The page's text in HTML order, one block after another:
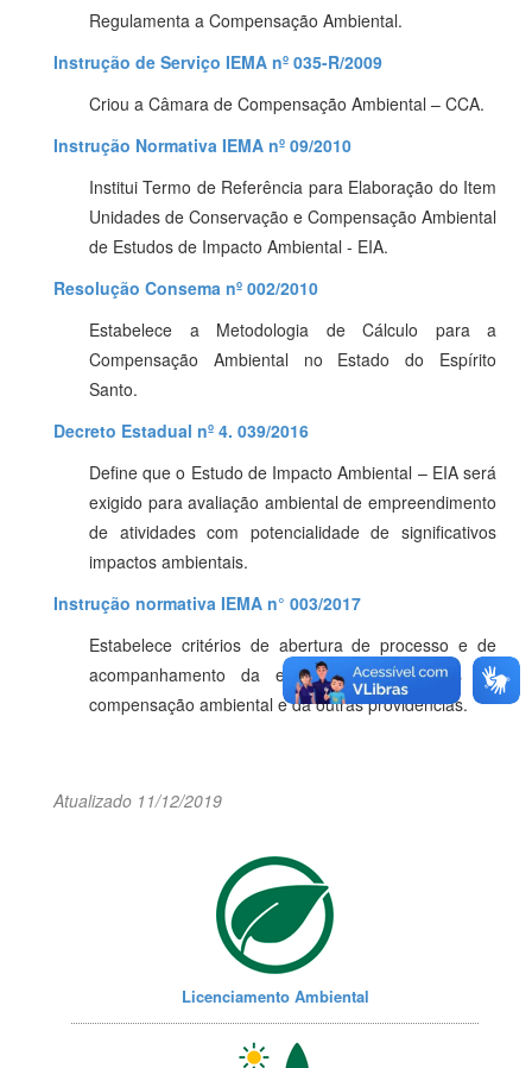
Regulamenta a Compensação Ambiental.
Instrução de Serviço IEMA nº 035-R/2009
Criou a Câmara de Compensação Ambiental – CCA.
Instrução Normativa IEMA nº 09/2010
Institui Termo de Referência para Elaboração do Item
Unidades de Conservação e Compensação Ambiental
de Estudos de Impacto Ambiental - EIA.
Resolução Consema nº 002/2010
Estabelece a Metodologia de Cálculo para a
Compensação Ambiental no Estado do Espírito
Santo.
Decreto Estadual nº 4. 039/2016
Define que o Estudo de Impacto Ambiental – EIA será
exigido para avaliação ambiental de empreendimento
de atividades com potencialidade de significativos
impactos ambientais.
Instrução normativa IEMA n° 003/2017
Estabelece critérios de abertura de processo e de
acompanhamento da execução de recursos de
compensação ambiental e dá outras providências.
Atualizado 11/12/2019
Licenciamento Ambiental